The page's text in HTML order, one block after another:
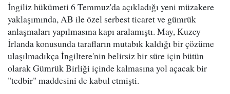
İngiliz hükümeti 6 Temmuz'da açıkladığı yeni müzakere
yaklaşımında, AB ile özel serbest ticaret ve gümrük
anlaşmaları yapılmasına kapı aralamıştı. May, Kuzey
İrlanda konusunda tarafların mutabık kaldığı bir çözüme
ulaşılmadıkça İngiltere'nin belirsiz bir süre için bütün
olarak Gümrük Birliği içinde kalmasına yol açacak bir
"tedbir" maddesini de kabul etmişti.